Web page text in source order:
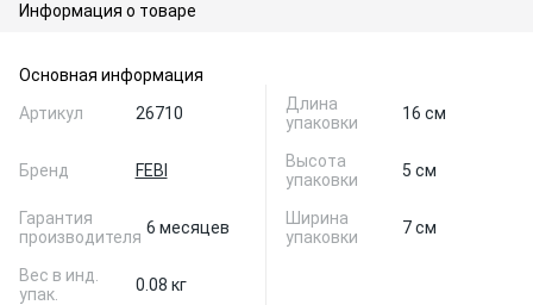
Информация о товаре
Основная информация
Артикул
26710
Бренд FEBI
Гарантия
производителя 6 месяцев
Вес в инд.
упак.
0.08 кг
Длина
упаковки
16 см
Высота
упаковки
5 см
Ширина
упаковки
7 см